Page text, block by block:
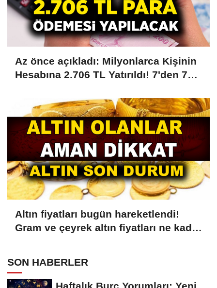
Az önce açıkladı: Milyonlarca Kişinin
Hesabına 2.706 TL Yatırıldı! 7'den 70'e
Yapılıyor! PTT'ye Kimliğiyle Giden
Parası Ödenecek
Altın fiyatları bugün hareketlendi!
Gram ve çeyrek altın fiyatları ne kadar
SON HABERLER
Haftalık Burç Yorumları: Yeni